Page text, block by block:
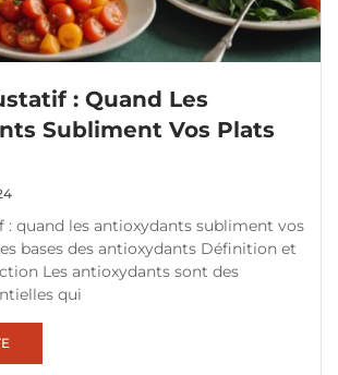
: Quand Les
Subliment Vos Plats
: quand les antioxydants subliment vos
bases des antioxydants Définition et
Les antioxydants sont des
qui